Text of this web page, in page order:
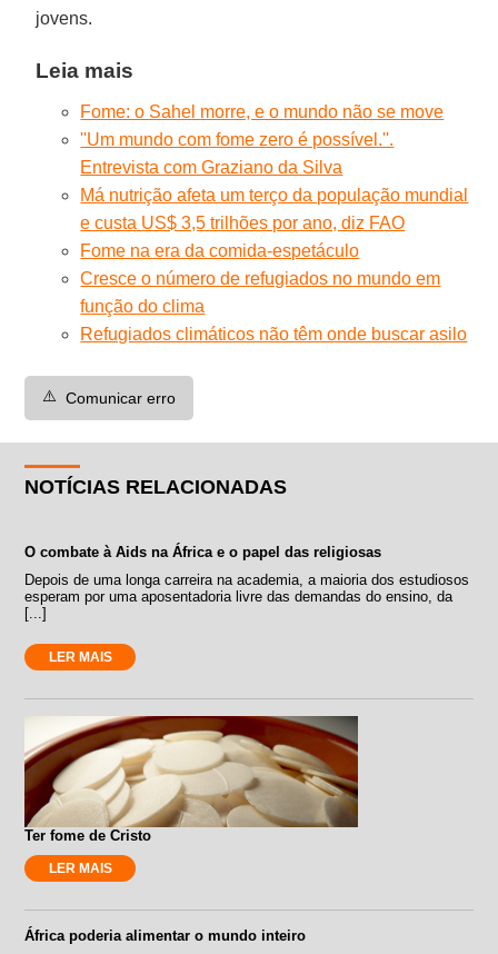
jovens.
Leia mais
Fome: o Sahel morre, e o mundo não se move
''Um mundo com fome zero é possível.''.
Entrevista com Graziano da Silva
Má nutrição afeta um terço da população mundial
e custa US$ 3,5 trilhões por ano, diz FAO
Fome na era da comida-espetáculo
Cresce o número de refugiados no mundo em
função do clima
Refugiados climáticos não têm onde buscar asilo
⚠️ Comunicar erro
NOTÍCIAS RELACIONADAS
O combate à Aids na África e o papel das religiosas
Depois de uma longa carreira na academia, a maioria dos estudiosos
esperam por uma aposentadoria livre das demandas do ensino, da
[...]
LER MAIS
Ter fome de Cristo
LER MAIS
África poderia alimentar o mundo inteiro